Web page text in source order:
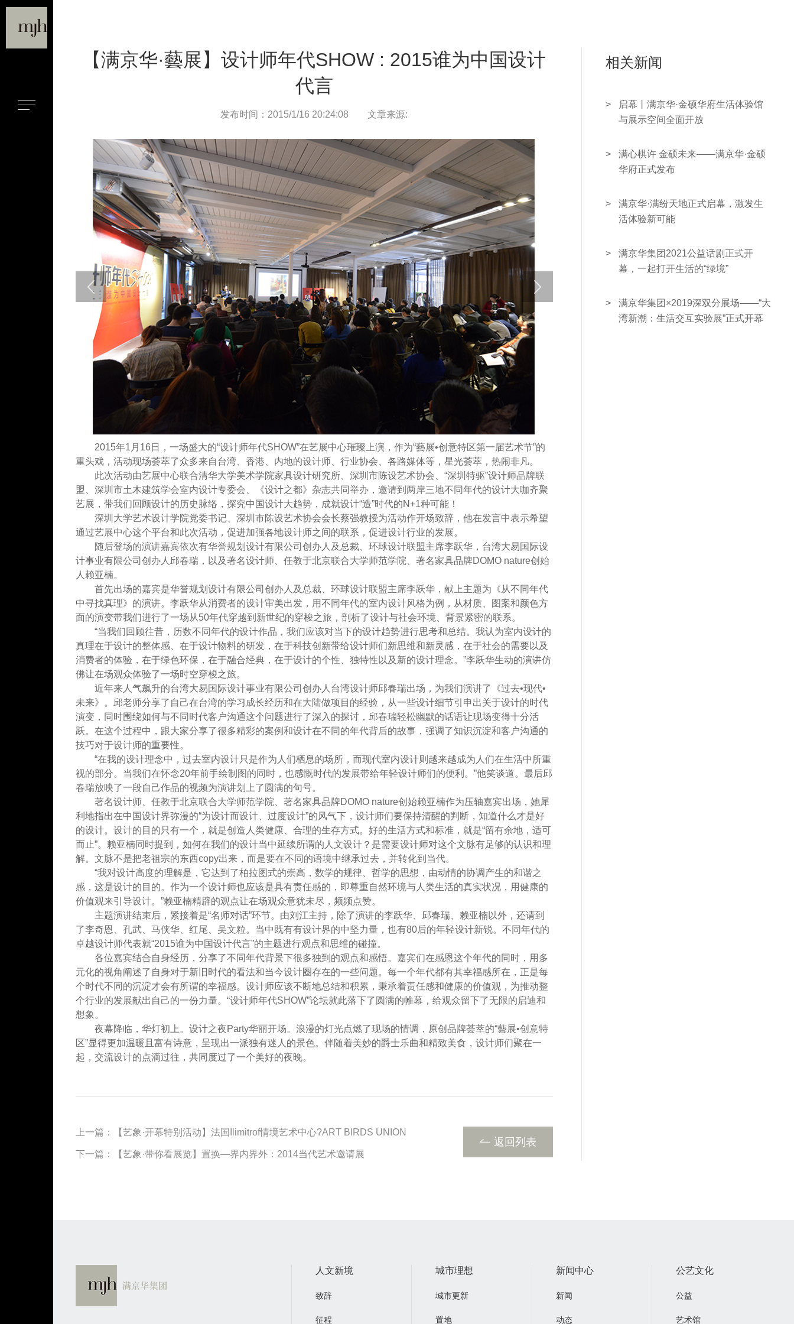
新闻/ 动态/
公艺文化
公益/ 艺术馆/
【满京华·藝展】设计师年代SHOW : 2015谁为中国设计
代言
发布时间：2015/1/16 20:24:08 文章来源:
2015年1月16日，一场盛大的“设计师年代SHOW”在艺展中心璀璨上演，作为“藝展•创意特区第一届艺术节”的
重头戏，活动现场荟萃了众多来自台湾、香港、内地的设计师、行业协会、各路媒体等，星光荟萃，热闹非凡。
此次活动由艺展中心联合清华大学美术学院家具设计研究所、深圳市陈设艺术协会、“深圳特驱”设计师品牌联
盟、深圳市土木建筑学会室内设计专委会、《设计之都》杂志共同举办，邀请到两岸三地不同年代的设计大咖齐聚
艺展，带我们回顾设计的历史脉络，探究中国设计大趋势，成就设计“造”时代的N+1种可能！
深圳大学艺术设计学院党委书记、深圳市陈设艺术协会会长蔡强教授为活动作开场致辞，他在发言中表示希望
通过艺展中心这个平台和此次活动，促进加强各地设计师之间的联系，促进设计行业的发展。
随后登场的演讲嘉宾依次有华誉规划设计有限公司创办人及总裁、环球设计联盟主席李跃华，台湾大易国际设
计事业有限公司创办人邱春瑞，以及著名设计师、任教于北京联合大学师范学院、著名家具品牌DOMO nature创始
人赖亚楠。
首先出场的嘉宾是华誉规划设计有限公司创办人及总裁、环球设计联盟主席李跃华，献上主题为《从不同年代
中寻找真理》的演讲。李跃华从消费者的设计审美出发，用不同年代的室内设计风格为例，从材质、图案和颜色方
面的演变带我们进行了一场从50年代穿越到新世纪的穿梭之旅，剖析了设计与社会环境、背景紧密的联系。
“当我们回顾往昔，历数不同年代的设计作品，我们应该对当下的设计趋势进行思考和总结。我认为室内设计的
真理在于设计的整体感、在于设计物料的研发，在于科技创新带给设计师们新思维和新灵感，在于社会的需要以及
消费者的体验，在于绿色环保，在于融合经典，在于设计的个性、独特性以及新的设计理念。”李跃华生动的演讲仿
佛让在场观众体验了一场时空穿梭之旅。
近年来人气飙升的台湾大易国际设计事业有限公司创办人台湾设计师邱春瑞出场，为我们演讲了《过去•现代•
未来》。邱老师分享了自己在台湾的学习成长经历和在大陆做项目的经验，从一些设计细节引申出关于设计的时代
演变，同时围绕如何与不同时代客户沟通这个问题进行了深入的探讨，邱春瑞轻松幽默的话语让现场变得十分活
跃。在这个过程中，跟大家分享了很多精彩的案例和设计在不同的年代背后的故事，强调了知识沉淀和客户沟通的
技巧对于设计师的重要性。
“在我的设计理念中，过去室内设计只是作为人们栖息的场所，而现代室内设计则越来越成为人们在生活中所重
视的部分。当我们在怀念20年前手绘制图的同时，也感慨时代的发展带给年轻设计师们的便利。”他笑谈道。最后邱
春瑞放映了一段自己作品的视频为演讲划上了圆满的句号。
著名设计师、任教于北京联合大学师范学院、著名家具品牌DOMO nature创始赖亚楠作为压轴嘉宾出场，她犀
利地指出在中国设计界弥漫的“为设计而设计、过度设计”的风气下，设计师们要保持清醒的判断，知道什么才是好
的设计。设计的目的只有一个，就是创造人类健康、合理的生存方式。好的生活方式和标准，就是“留有余地，适可
而止”。赖亚楠同时提到，如何在我们的设计当中延续所谓的人文设计？是需要设计师对这个文脉有足够的认识和理
解。文脉不是把老祖宗的东西copy出来，而是要在不同的语境中继承过去，并转化到当代。
“我对设计高度的理解是，它达到了柏拉图式的崇高，数学的规律、哲学的思想，由动情的协调产生的和谐之
感，这是设计的目的。作为一个设计师也应该是具有责任感的，即尊重自然环境与人类生活的真实状况，用健康的
价值观来引导设计。”赖亚楠精辟的观点让在场观众意犹未尽，频频点赞。
主题演讲结束后，紧接着是“名师对话”环节。由刘江主持，除了演讲的李跃华、邱春瑞、赖亚楠以外，还请到
了李奇恩、孔武、马侠华、红尾、吴文粒。当中既有有设计界的中坚力量，也有80后的年轻设计新锐。不同年代的
卓越设计师代表就“2015谁为中国设计代言”的主题进行观点和思维的碰撞。
各位嘉宾结合自身经历，分享了不同年代背景下很多独到的观点和感悟。嘉宾们在感恩这个年代的同时，用多
元化的视角阐述了自身对于新旧时代的看法和当今设计圈存在的一些问题。每一个年代都有其幸福感所在，正是每
个时代不同的沉淀才会有所谓的幸福感。设计师应该不断地总结和积累，秉承着责任感和健康的价值观，为推动整
个行业的发展献出自己的一份力量。“设计师年代SHOW”论坛就此落下了圆满的帷幕，给观众留下了无限的启迪和
想象。
夜幕降临，华灯初上。设计之夜Party华丽开场。浪漫的灯光点燃了现场的情调，原创品牌荟萃的“藝展•创意特
区”显得更加温暖且富有诗意，呈现出一派独有迷人的景色。伴随着美妙的爵士乐曲和精致美食，设计师们聚在一
起，交流设计的点滴过往，共同度过了一个美好的夜晚。
上一篇： 【艺象·开幕特别活动】法国Ilimitrof情境艺术中心?ART BIRDS UNION
下一篇： 【艺象·带你看展览】置换—界内界外：2014当代艺术邀请展
返回列表
相关新闻
>
启幕丨满京华·金硕华府生活体验馆
与展示空间全面开放
>
满心棋许 金硕未来——满京华·金硕
华府正式发布
>
满京华·满纷天地正式启幕，激发生
活体验新可能
>
满京华集团2021公益话剧正式开
幕，一起打开生活的“绿境”
>
满京华集团×2019深双分展场——“大
湾新潮：生活交互实验展”正式开幕
人文新境
致辞
征程
城市理想
城市更新
置地
新闻中心
新闻
动态
公艺文化
公益
艺术馆